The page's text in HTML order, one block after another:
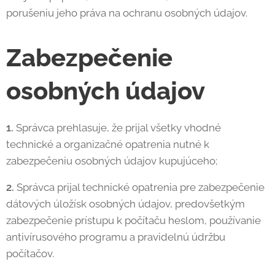
porušeniu jeho práva na ochranu osobných údajov.
Zabezpečenie
osobných údajov
1. Správca prehlasuje, že prijal všetky vhodné
technické a organizačné opatrenia nutné k
zabezpečeniu osobných údajov kupujúceho;
2. Správca prijal technické opatrenia pre zabezpečenie
dátových úložísk osobných údajov, predovšetkým
zabezpečenie prístupu k počítaču heslom, používanie
antivírusového programu a pravidelnú údržbu
počítačov.